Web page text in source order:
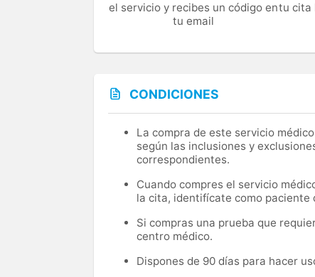
el servicio y recibes un código en
tu email
tu cita
CONDICIONES
La compra de este servicio
según las inclusiones y
correspondientes.
Cuando compres el servicio
la cita, identifícate como paciente
Si compras una prueba que
centro médico.
Dispones de 90 días para hacer